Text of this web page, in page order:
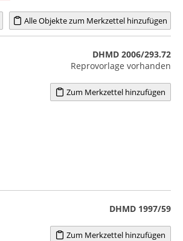
Alle Objekte zum Merkzettel hinzufügen
DHMD 2006/293.72
Reprovorlage vorhanden
Zum Merkzettel hinzufügen
DHMD 1997/59
Zum Merkzettel hinzufügen